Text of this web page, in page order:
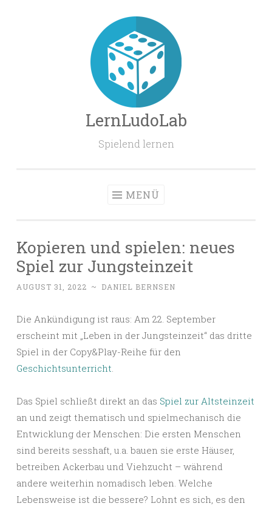
LernLudoLab
Spielend lernen
MENÜ
Kopieren und spielen: neues
Spiel zur Jungsteinzeit
AUGUST 31, 2022 ~ DANIEL BERNSEN
Die Ankündigung ist raus: Am 22. September
erscheint mit „Leben in der Jungsteinzeit“ das dritte
Spiel in der Copy&Play-Reihe für den
Geschichtsunterricht.
Das Spiel schließt direkt an das Spiel zur Altsteinzeit
an und zeigt thematisch und spielmechanisch die
Entwicklung der Menschen: Die ersten Menschen
sind bereits sesshaft, u.a. bauen sie erste Häuser,
betreiben Ackerbau und Viehzucht – während
andere weiterhin nomadisch leben. Welche
Lebensweise ist die bessere? Lohnt es sich, es den